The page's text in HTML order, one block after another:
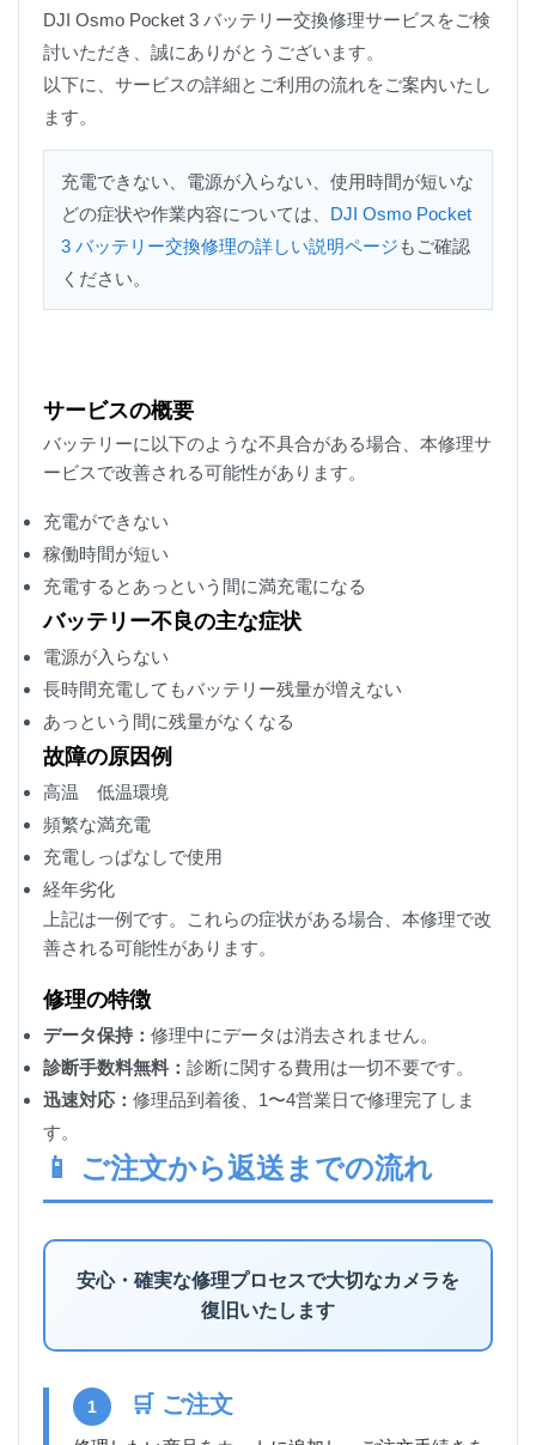
DJI Osmo Pocket 3 バッテリー交換修理サービスをご検
討いただき、誠にありがとうございます。
以下に、サービスの詳細とご利用の流れをご案内いたし
ます。
充電できない、電源が入らない、使用時間が短いな
どの症状や作業内容については、 DJI Osmo Pocket
3 バッテリー交換修理の詳しい説明ページ もご確認
ください。
サービスの概要
バッテリーに以下のような不具合がある場合、本修理サ
ービスで改善される可能性があります。
充電ができない
稼働時間が短い
充電するとあっという間に満充電になる
バッテリー不良の主な症状
電源が入らない
長時間充電してもバッテリー残量が増えない
あっという間に残量がなくなる
故障の原因例
高温 低温環境
頻繁な満充電
充電しっぱなしで使用
経年劣化
上記は一例です。これらの症状がある場合、本修理で改
善される可能性があります。
修理の特徴
データ保持： 修理中にデータは消去されません。
診断手数料無料： 診断に関する費用は一切不要です。
迅速対応： 修理品到着後、1〜4営業日で修理完了しま
す。
📱 ご注文から返送までの流れ
安心・確実な修理プロセスで大切なカメラを
復旧いたします
1 🛒 ご注文